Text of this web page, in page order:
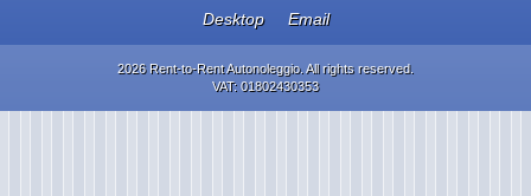
Desktop Email
2026 Rent-to-Rent Autonoleggio. All rights reserved.
VAT: 01802430353